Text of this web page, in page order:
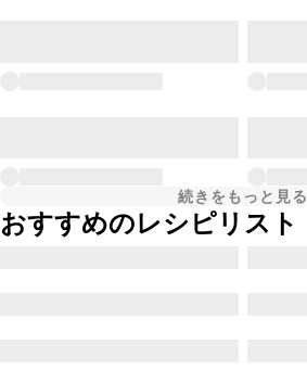
続きをもっと見る
おすすめのレシピリスト